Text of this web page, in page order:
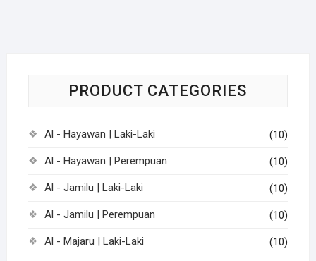
PRODUCT CATEGORIES
Al - Hayawan | Laki-Laki (10)
Al - Hayawan | Perempuan (10)
Al - Jamilu | Laki-Laki (10)
Al - Jamilu | Perempuan (10)
Al - Majaru | Laki-Laki (10)